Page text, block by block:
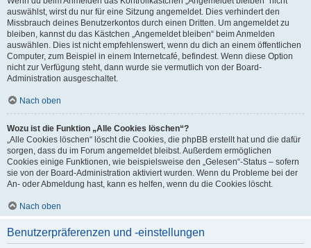
auswählst, wirst du nur für eine Sitzung angemeldet. Dies verhindert den
Missbrauch deines Benutzerkontos durch einen Dritten. Um angemeldet zu
bleiben, kannst du das Kästchen „Angemeldet bleiben“ beim Anmelden
auswählen. Dies ist nicht empfehlenswert, wenn du dich an einem öffentlichen
Computer, zum Beispiel in einem Internetcafé, befindest. Wenn diese Option
nicht zur Verfügung steht, dann wurde sie vermutlich von der Board-
Administration ausgeschaltet.
Nach oben
Wozu ist die Funktion „Alle Cookies löschen“?
„Alle Cookies löschen“ löscht die Cookies, die phpBB erstellt hat und die dafür
sorgen, dass du im Forum angemeldet bleibst. Außerdem ermöglichen
Cookies einige Funktionen, wie beispielsweise den „Gelesen“-Status – sofern
sie von der Board-Administration aktiviert wurden. Wenn du Probleme bei der
An- oder Abmeldung hast, kann es helfen, wenn du die Cookies löscht.
Nach oben
Benutzerpräferenzen und -einstellungen